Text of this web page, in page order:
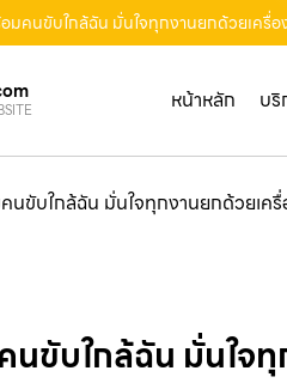
มคนขับใกล้ฉัน มั่นใจทุกงานยกด้วยเครื่
หน้าหลัก บริ
นขับใกล้ฉัน มั่นใจทุกงานยกด้วยเค
นขับใกล้ฉัน มั่นใจ